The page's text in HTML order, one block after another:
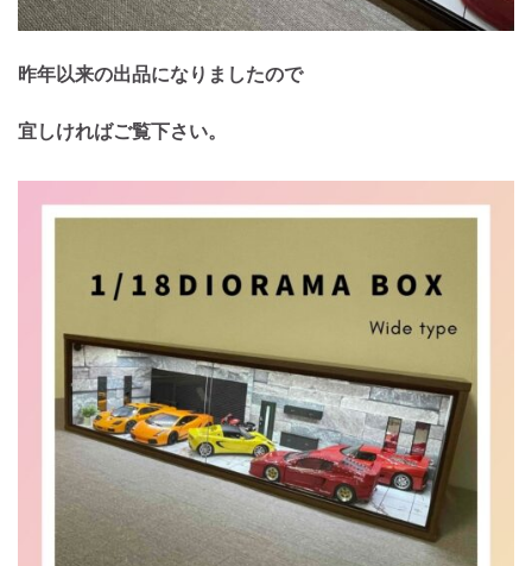
昨年以来の出品になりましたので
宜しければご覧下さい。